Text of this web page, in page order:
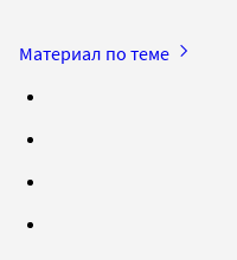
Материал по теме